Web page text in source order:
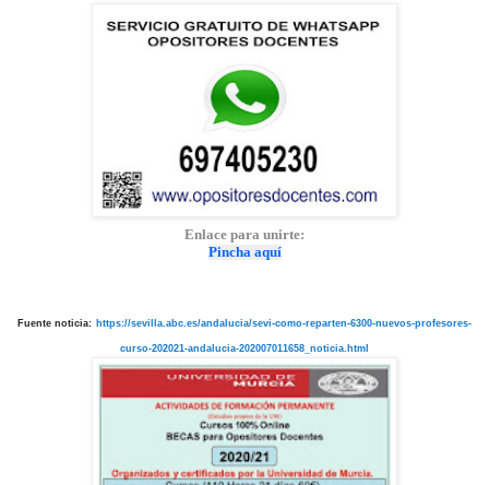
Enlace para unirte:
Pincha aquí
Fuente noticia: https://sevilla.abc.es/andalucia/sevi-como-reparten-6300-nuevos-profesores-
curso-202021-andalucia-202007011658_noticia.html